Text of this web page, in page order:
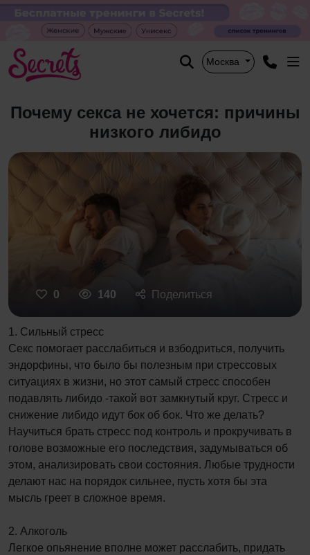
Москва
Почему секса не хочется: причины
низкого либидо
0 140 Поделиться
1. Сильный стресс
Секс помогает расслабиться и взбодриться, получить
эндорфины, что было бы полезным при стрессовых
ситуациях в жизни, но этот самый стресс способен
подавлять либидо -такой вот замкнутый круг. Стресс и
снижение либидо идут бок об бок. Что же делать?
Научиться брать стресс под контроль и прокручивать в
голове возможные его последствия, задумываться об
этом, анализировать свои состояния. Любые трудности
делают нас на порядок сильнее, пусть хотя бы эта
мысль греет в сложное время.
2. Алкоголь
Легкое опьянение вполне может расслабить, придать